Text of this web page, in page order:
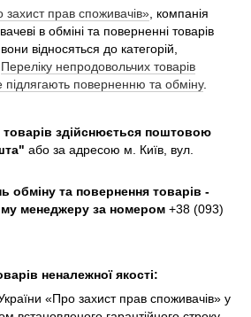
захист прав споживачів» , компанія
в обміні та поверненні товарів
відносяться до категорій,
Переліку непродовольчих товарів
підлягають поверненню та обміну.
здійснюється поштовою
або за адресою м. Київ, вул.
обміну та повернення товарів -
менеджеру за номером +38 (093)
неналежної якості:
«Про захист прав споживачів» у